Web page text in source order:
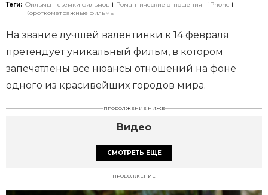
Теги: Фильмы съемки фильмов Романтические отношения
iPhone
Короткометражные фильмы
На звание лучшей валентинки к 14 февраля
претендует уникальный фильм, в котором
запечатлены все нюансы отношений на фоне
одного из красивейших городов мира.
ПРОДОЛЖЕНИЕ НИЖЕ
Видео
СМОТРЕТЬ ЕЩЕ
ПРОДОЛЖЕНИЕ